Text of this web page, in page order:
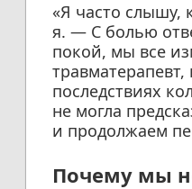
«Я часто слышу,
я. — С болью
покой, мы все
последствиях
не могла
и продолжаем
Почему мы